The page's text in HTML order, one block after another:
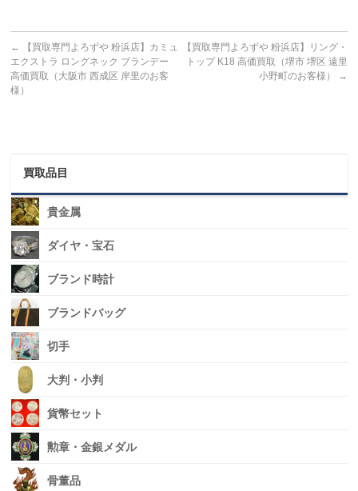
←
【買取専門よろずや 粉浜店】カミュ
エクストラ ロングネック ブランデー
高価買取（大阪市 西成区 岸里のお客
様）
【買取専門よろずや 粉浜店】リング・
トップ K18 高価買取（堺市 堺区 遠里
小野町のお客様）
→
買取品目
貴金属
ダイヤ・宝石
ブランド時計
ブランドバッグ
切手
大判・小判
貨幣セット
勲章・金銀メダル
骨董品